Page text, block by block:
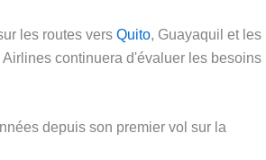
les routes vers Quito, Guayaquil et les
continuera d'évaluer les besoins
depuis son premier vol sur la